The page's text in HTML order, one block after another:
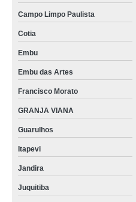
Campo Limpo Paulista
Cotia
Embu
Embu das Artes
Francisco Morato
GRANJA VIANA
Guarulhos
Itapevi
Jandira
Juquitiba